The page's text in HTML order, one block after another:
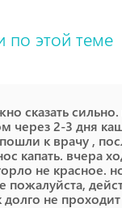
по этой теме
сказать
через 2-3 дня
к врачу ,
капать. вчера
не красное.
пожалуйста,
не